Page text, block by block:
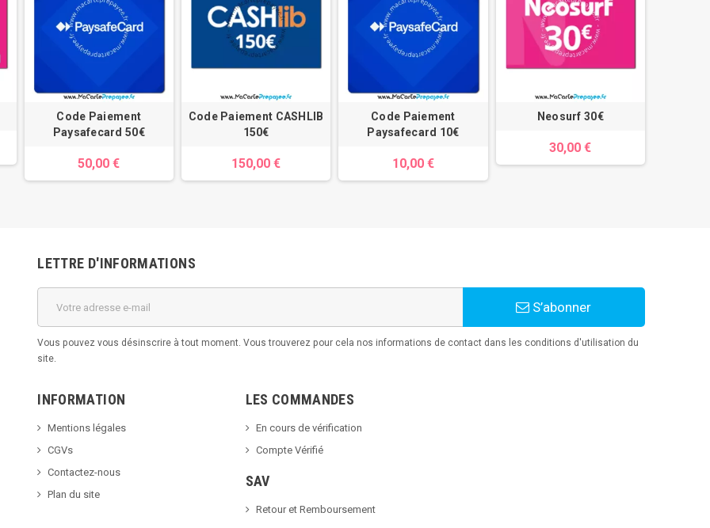
Code Paiement
Paysafecard 50€
50,00 €
Code Paiement CASHLIB
150€
150,00 €
Code Paiement
Paysafecard 10€
10,00 €
Neosurf 30€
30,00 €
LETTRE D'INFORMATIONS
S’abonner
Vous pouvez vous désinscrire à tout moment. Vous trouverez pour cela nos informations de contact dans les conditions d'utilisation du
site.
INFORMATION
Mentions légales
CGVs
Contactez-nous
Plan du site
LES COMMANDES
En cours de vérification
Compte Vérifié
SAV
Retour et Remboursement